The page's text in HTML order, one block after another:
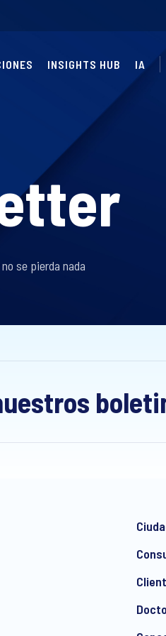
INSIGHTS HUB IA
se pierda nada